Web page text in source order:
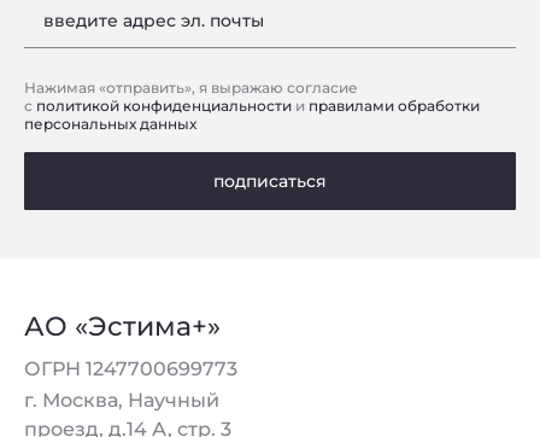
введите адрес эл. почты
Нажимая «отправить», я выражаю согласие
с политикой конфиденциальности и правилами обработки
персональных данных
подписаться
АО «Эстима+»
ОГРН 1247700699773
г. Москва, Научный
проезд, д.14 А, стр. 3